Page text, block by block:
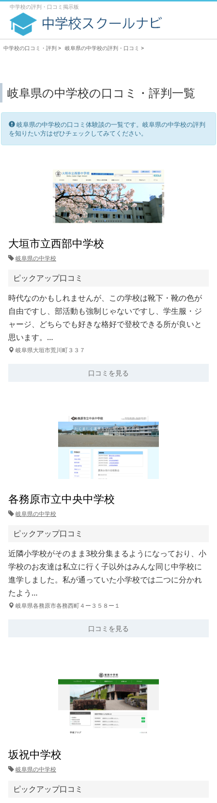
中学校の評判・口コミ掲示板
中学校の口コミ・評判 > 岐阜県の中学校の評判・口コミ >
岐阜県の中学校の口コミ・評判一覧
岐阜県の中学校の口コミ体験談の一覧です。岐阜県の中学校の評判
を知りたい方はぜひチェックしてみてください。
大垣市立西部中学校
岐阜県の中学校
ピックアップ口コミ
時代なのかもしれませんが、この学校は靴下・靴の色が
自由ですし、部活動も強制じゃないですし、学生服・ジ
ャージ、どちらでも好きな格好で登校できる所が良いと
思います。…
岐阜県大垣市荒川町３３７
口コミを見る
各務原市立中央中学校
岐阜県の中学校
ピックアップ口コミ
近隣小学校がそのまま3校分集まるようになっており、小
学校のお友達は私立に行く子以外はみんな同じ中学校に
進学しました。私が通っていた小学校では二つに分かれ
たよう…
岐阜県各務原市各務西町４ー３５８ー１
口コミを見る
坂祝中学校
岐阜県の中学校
ピックアップ口コミ